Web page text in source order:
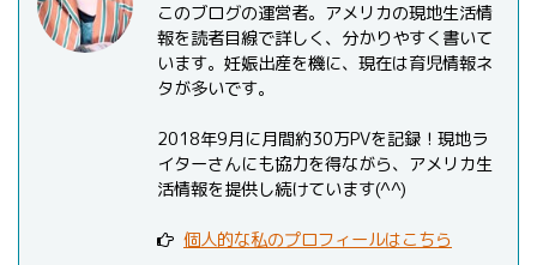
このブログの運営者。アメリカの現地生活情
報を読者目線で詳しく、分かりやすく書いて
います。妊娠出産を機に、現在は育児情報ネ
タが多いです。
2018年9月に月間約30万PVを記録！現地ラ
イターさんにも協力を得ながら、アメリカ生
活情報を提供し続けています(^^)
個人的な私のプロフィールはこちら